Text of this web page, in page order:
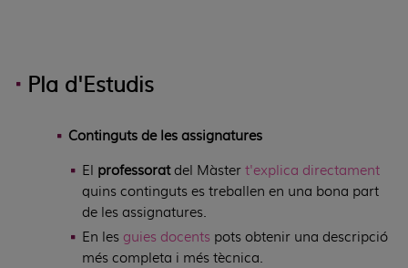
Pla d'Estudis
Continguts de les assignatures
El professoratdel Màstert'explica directament
quins continguts es treballen en una bona part
de les assignatures.
En les guies docents pots obtenir una descripció
més completa i més tècnica.